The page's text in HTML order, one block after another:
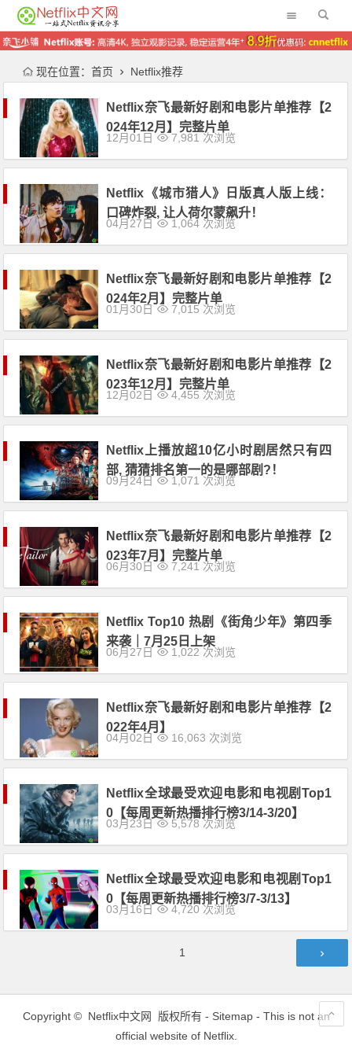
现在位置： 首页 Netflix推荐
Netflix奈飞最新好剧和电影片单推荐【2
024年12月】完整片单
12月01日 7,981 次浏览
Netflix《城市猎人》日版真人版上线：
口碑炸裂, 让人荷尔蒙飙升！
04月27日 1,064 次浏览
Netflix奈飞最新好剧和电影片单推荐【2
024年2月】完整片单
01月30日 7,015 次浏览
Netflix奈飞最新好剧和电影片单推荐【2
023年12月】完整片单
12月02日 4,455 次浏览
Netflix上播放超10亿小时剧居然只有四
部, 猜猜排名第一的是哪部剧?！
09月24日 1,071 次浏览
Netflix奈飞最新好剧和电影片单推荐【2
023年7月】完整片单
06月30日 7,241 次浏览
Netflix Top10 热剧《街角少年》第四季
来袭｜7月25日上架
06月27日 1,022 次浏览
Netflix奈飞最新好剧和电影片单推荐【2
022年4月】
04月02日 16,063 次浏览
Netflix全球最受欢迎电影和电视剧Top1
0【每周更新热播排行榜3/14-3/20】
03月23日 5,578 次浏览
Netflix全球最受欢迎电影和电视剧Top1
0【每周更新热播排行榜3/7-3/13】
03月16日 4,720 次浏览
1
Copyright © Netflix中文网 版权所有 - Sitemap- This is not an
official website of Netflix.